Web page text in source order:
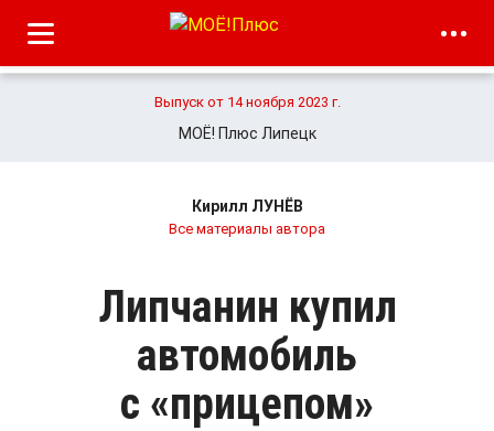
Выпуск от 14 ноября 2023 г.
МОЁ! Плюс Липецк
Кирилл ЛУНЁВ
Все материалы автора
Липчанин купил
автомобиль
с «прицепом»